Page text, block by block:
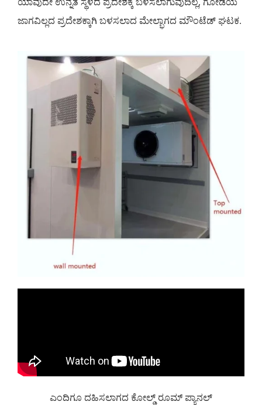
ಜಾಗವಿಲ್ಲದ ಪ್ರದೇಶಕ್ಕಾಗಿ ಬಳಸಲಾದ ಮೇಲ್ಭಾಗದ ಮೌಂಟೆಡ್ ಘಟಕ.
ಎಂದಿಗೂ ದಹಿಸಲಾಗದ ಕೋಲ್ಡ್ ರೂಮ್ ಪ್ಯಾನಲ್